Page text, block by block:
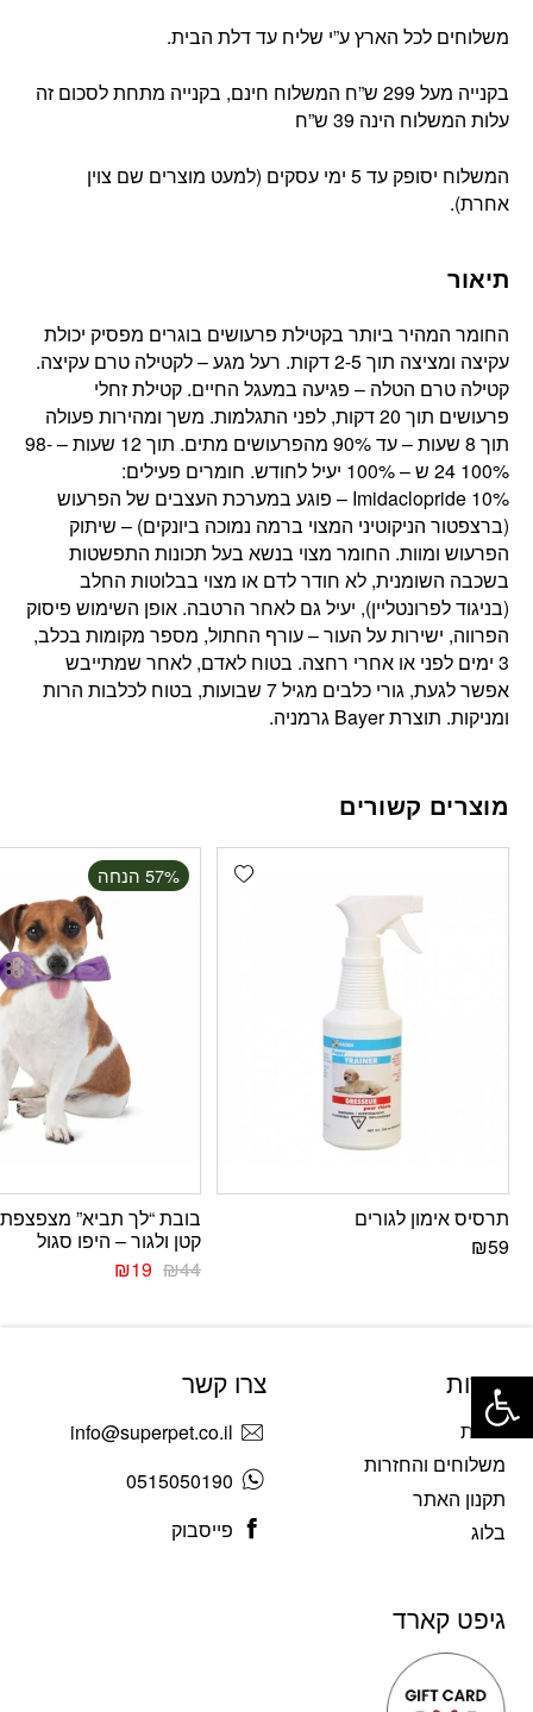
משלוחים לכל הארץ ע”י שליח עד דלת הבית.
בקנייה מעל 299 ש”ח המשלוח חינם, בקנייה מתחת לסכום זה
עלות המשלוח הינה 39 ש”ח
המשלוח יסופק עד 5 ימי עסקים (למעט מוצרים שם צוין
אחרת).
תיאור
החומר המהיר ביותר בקטילת פרעושים בוגרים מפסיק יכולת
עקיצה ומציצה תוך 2-5 דקות. רעל מגע – לקטילה טרם עקיצה.
קטילה טרם הטלה – פגיעה במעגל החיים. קטילת זחלי
פרעושים תוך 20 דקות, לפני התגלמות. משך ומהירות פעולה
תוך 8 שעות – עד 90% מהפרעושים מתים. תוך 12 שעות – 98-
100% 24 ש – 100% יעיל לחודש. חומרים פעילים:
Imidaclopride 10% – פוגע במערכת העצבים של הפרעוש
(ברצפטור הניקוטיני המצוי ברמה נמוכה ביונקים) – שיתוק
הפרעוש ומוות. החומר מצוי בנשא בעל תכונות התפשטות
בשכבה השומנית, לא חודר לדם או מצוי בבלוטות החלב
(בניגוד לפרונטליין), יעיל גם לאחר הרטבה. אופן השימוש פיסוק
הפרווה, ישירות על העור – עורף החתול, מספר מקומות בכלב,
3 ימים לפני או אחרי רחצה. בטוח לאדם, לאחר שמתייבש
אפשר לגעת, גורי כלבים מגיל 7 שבועות, בטוח לכלבות הרות
ומניקות. תוצרת Bayer גרמניה.
מוצרים קשורים
Add wishlist
תרסיס אימון לגורים
₪59
‫57% הנחה
בובת “לך תביא”
קטן ולגור – היפו סגול
₪44
₪19
אודות
אודות
משלוחים והחזרות
תקנון האתר
בלוג
צרו קשר
info@superpet.co.il
0515050190
פייסבוק
גיפט קארד
פתח סרגל נגישות